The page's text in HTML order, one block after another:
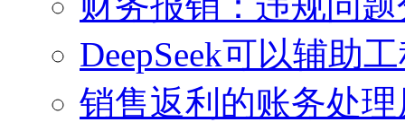
DeepSeek可以辅助
销售返利的账务处